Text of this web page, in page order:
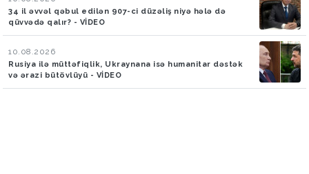
34 il əvvəl qəbul edilən 907-ci düzəliş niyə hələ də
qüvvədə qalır? - VİDEO
10.08.2026
Rusiya ilə müttəfiqlik, Ukraynana isə humanitar dəstək
və ərazi bütövlüyü - VİDEO